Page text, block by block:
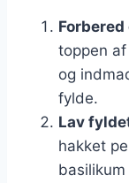
toppen
og
fylde.
Lav
hakket